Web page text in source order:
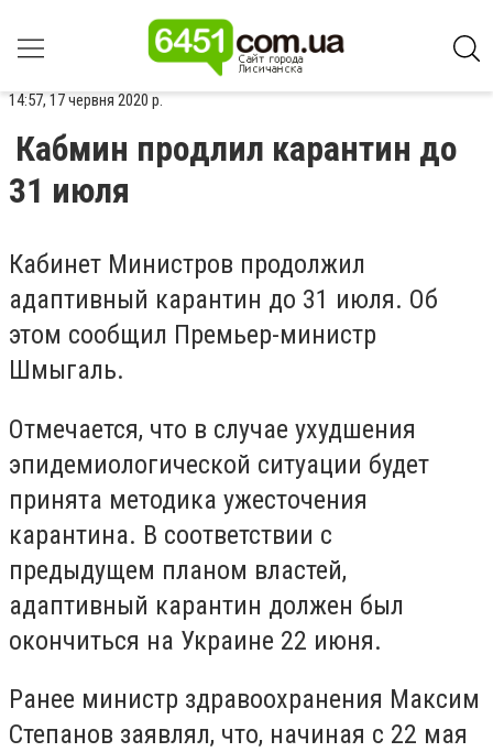
14:57, 17 червня 2020 р.
Кабмин продлил карантин до
31 июля
Кабинет Министров продолжил
адаптивный карантин до 31 июля. Об
этом сообщил Премьер-министр
Шмыгаль.
Отмечается, что в случае ухудшения
эпидемиологической ситуации будет
принята методика ужесточения
карантина. В соответствии с
предыдущем планом властей,
адаптивный карантин должен был
окончиться на Украине 22 июня.
Ранее министр здравоохранения Максим
Степанов заявлял, что, начиная с 22 мая